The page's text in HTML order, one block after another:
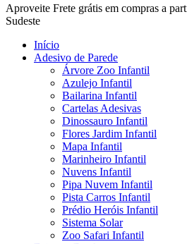
Close
Menu
Aproveite Frete grátis em compras a
Sudeste
Início
Adesivo de Parede
Árvore Zoo Infantil
Azulejo Infantil
Bailarina Infantil
Cartelas Adesivas
Dinossauro Infantil
Flores Jardim Infantil
Mapa Infantil
Marinheiro Infantil
Nuvens Infantil
Pipa Nuvem Infantil
Pista Carros Infantil
Prédio Heróis Infantil
Sistema Solar
Zoo Safari Infantil